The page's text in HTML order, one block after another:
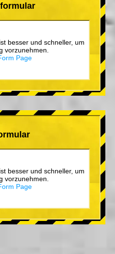
besser und schneller, um
vorzunehmen.
Page
besser und schneller, um
vorzunehmen.
Page